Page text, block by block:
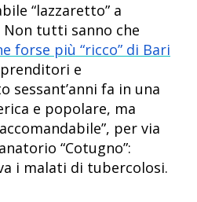
“lazzaretto” a
tutti sanno che
forse più “ricco” di Bari
e
sessant’anni fa in una
e popolare, ma
per via
“Cotugno”:
i malati di tubercolosi.